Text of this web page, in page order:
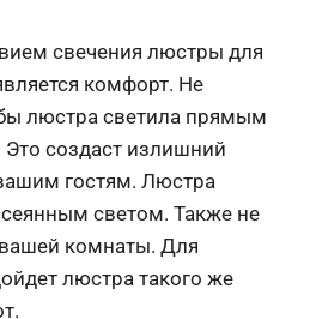
свечения люстры для
комфорт. Не
люстра светила прямым
создаст излишний
гостям. Люстра
светом. Также не
комнаты. Для
люстра такого же